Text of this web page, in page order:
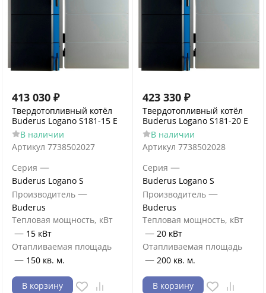
413 030 ₽
Твердотопливный котёл
Buderus Logano S181-15 E
В наличии
Артикул 7738502027
Серия —
Buderus Logano S
Производитель —
Buderus
Тепловая мощность, кВт
— 15 кВт
Отапливаемая площадь
— 150 кв. м.
В корзину
423 330 ₽
Твердотопливный котёл
Buderus Logano S181-20 E
В наличии
Артикул 7738502028
Серия —
Buderus Logano S
Производитель —
Buderus
Тепловая мощность, кВт
— 20 кВт
Отапливаемая площадь
— 200 кв. м.
В корзину